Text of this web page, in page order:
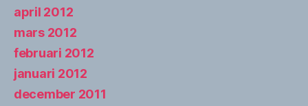
april 2012
mars 2012
februari 2012
januari 2012
december 2011